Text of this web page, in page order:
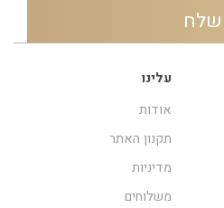
עלינו
אודות
תקנון האתר
מדיניות
משלוחים